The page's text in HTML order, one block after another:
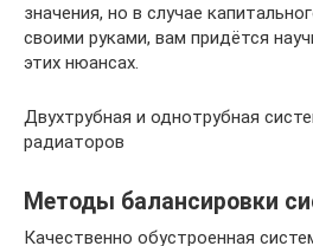
значения, но в случае
своими руками, вам придётся
этих нюансах.
Двухтрубная и однотрубная
радиаторов
Методы балансировки
Качественно обустроенная